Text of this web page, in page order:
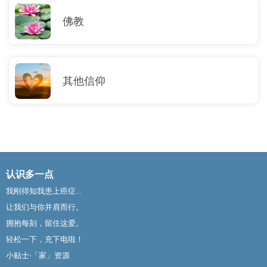
佛教
其他信仰
认识多一点
我刚得知我患上癌症...
让我们与你并肩而行。
拥抱每刻，留住这爱。
轻松一下，充下电啦！
小贴士‧「家」资源